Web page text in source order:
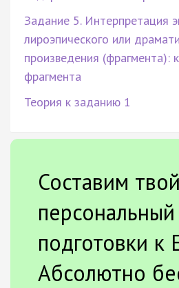
Задание 5. Интерпретация
лироэпического или
произведения (фрагмента):
фрагмента
Теория к заданию 1
Составим твой
подготовки к
Абсолютно